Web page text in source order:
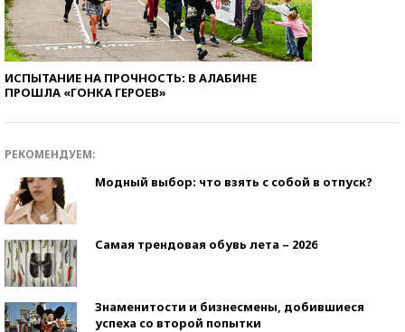
ИСПЫТАНИЕ НА ПРОЧНОСТЬ: В АЛАБИНЕ
ПРОШЛА «ГОНКА ГЕРОЕВ»
РЕКОМЕНДУЕМ:
Модный выбор: что взять с собой в отпуск?
Самая трендовая обувь лета – 2026
Знаменитости и бизнесмены, добившиеся
успеха со второй попытки